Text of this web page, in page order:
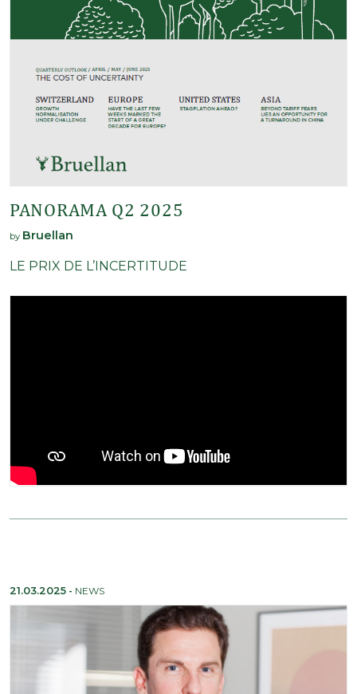
PANORAMA Q2 2025
by Bruellan
LE PRIX DE L’INCERTITUDE
21.03.2025 - NEWS